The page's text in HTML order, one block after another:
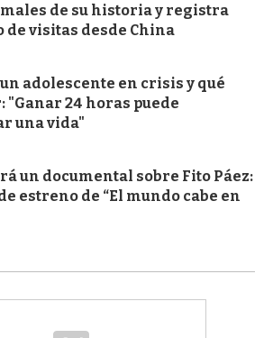
de su historia y registra
de visitas desde China
adolescente en crisis y qué
"Ganar 24 horas puede
una vida"
un documental sobre Fito Páez:
estreno de “El mundo cabe en